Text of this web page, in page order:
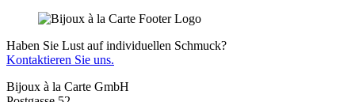
Haben Sie Lust auf individuellen Schmuck?
Kontaktieren Sie uns.
Bijoux à la Carte GmbH